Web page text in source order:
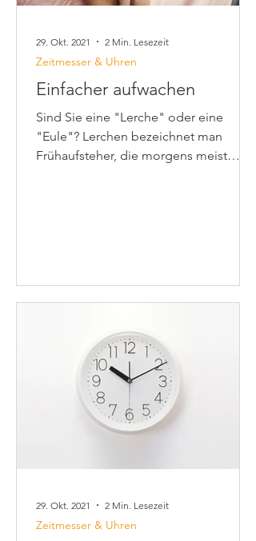
Einfacher aufwachen
Sind Sie eine "Lerche" oder eine
"Eule"? Lerchen bezeichnet man
Frühaufsteher, die morgens meist
Zeitmesser & Uhren
29. Okt. 2021 2 Min. Lesezeit
Zeitmesser & Uhren
29. Okt. 2021 2 Min. Lesezeit